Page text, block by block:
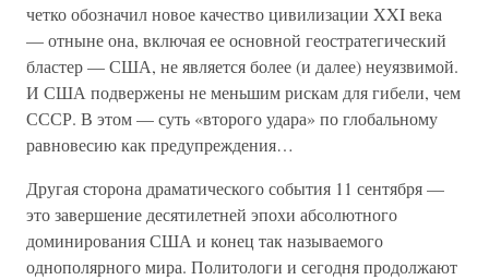
четко обозначил новое качество цивилизации XXI века
— отныне она, включая ее основной геостратегический
бластер — США, не является более (и далее) неуязвимой.
И США подвержены не меньшим рискам для гибели, чем
СССР. В этом — суть «второго удара» по глобальному
равновесию как предупреждения…
Другая сторона драматического события 11 сентября —
это завершение десятилетней эпохи абсолютного
доминирования США и конец так называемого
однополярного мира. Политологи и сегодня продолжают